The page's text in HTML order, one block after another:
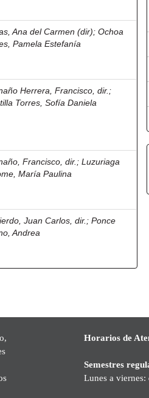
Ana del Carmen (dir);Ochoa
Pamela Estefanía
Herrera, Francisco, dir. ;
Torres, Sofía Daniela
Francisco, dir. ;Luzuriaga
María Paulina
Juan Carlos, dir. ;Ponce
Andrea
Horarios de
Semestres
Lunes a